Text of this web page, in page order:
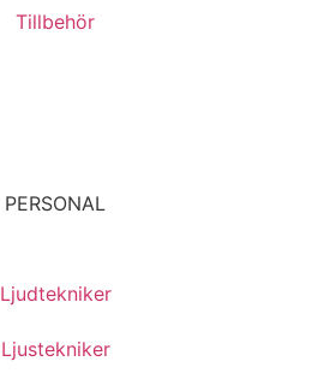
Tillbehör
PERSONAL
Ljudtekniker
Ljustekniker